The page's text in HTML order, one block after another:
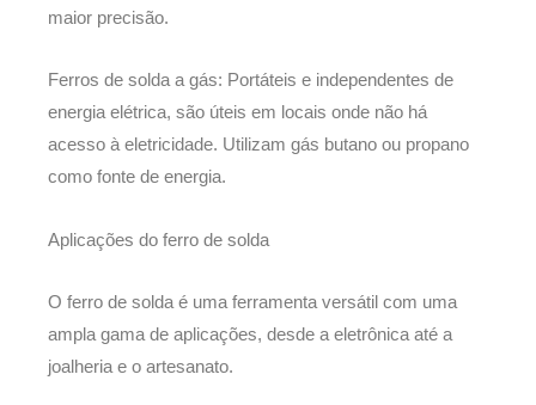
maior precisão.
Ferros de solda a gás: Portáteis e independentes de
energia elétrica, são úteis em locais onde não há
acesso à eletricidade. Utilizam gás butano ou propano
como fonte de energia.
Aplicações do ferro de solda
O ferro de solda é uma ferramenta versátil com uma
ampla gama de aplicações, desde a eletrônica até a
joalheria e o artesanato.